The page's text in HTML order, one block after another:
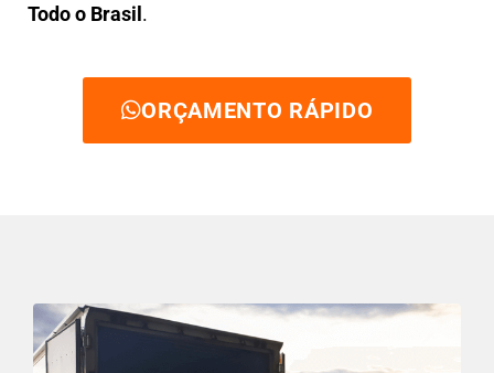
Todo o Brasil.
ORÇAMENTO RÁPIDO